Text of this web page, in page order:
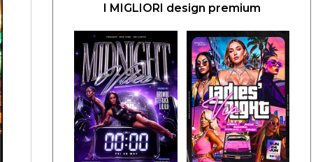
I MIGLIORI design premium